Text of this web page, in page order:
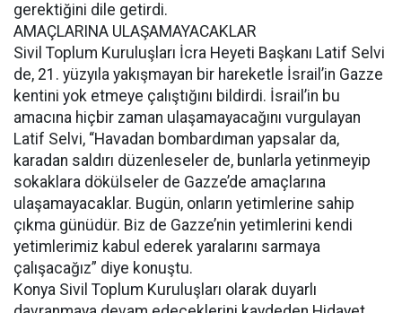
gerektiğini dile getirdi.
AMAÇLARINA ULAŞAMAYACAKLAR
Sivil Toplum Kuruluşları İcra Heyeti Başkanı Latif Selvi
de, 21. yüzyıla yakışmayan bir hareketle İsrail’in Gazze
kentini yok etmeye çalıştığını bildirdi. İsrail’in bu
amacına hiçbir zaman ulaşamayacağını vurgulayan
Latif Selvi, “Havadan bombardıman yapsalar da,
karadan saldırı düzenleseler de, bunlarla yetinmeyip
sokaklara dökülseler de Gazze’de amaçlarına
ulaşamayacaklar. Bugün, onların yetimlerine sahip
çıkma günüdür. Biz de Gazze’nin yetimlerini kendi
yetimlerimiz kabul ederek yaralarını sarmaya
çalışacağız” diye konuştu.
Konya Sivil Toplum Kuruluşları olarak duyarlı